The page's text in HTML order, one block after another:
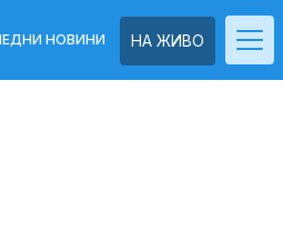
НА ЖИВО
НОВИНИ